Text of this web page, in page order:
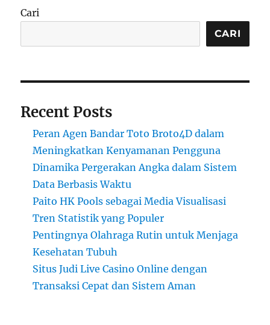
Cari
CARI
Recent Posts
Peran Agen Bandar Toto Broto4D dalam
Meningkatkan Kenyamanan Pengguna
Dinamika Pergerakan Angka dalam Sistem
Data Berbasis Waktu
Paito HK Pools sebagai Media Visualisasi
Tren Statistik yang Populer
Pentingnya Olahraga Rutin untuk Menjaga
Kesehatan Tubuh
Situs Judi Live Casino Online dengan
Transaksi Cepat dan Sistem Aman